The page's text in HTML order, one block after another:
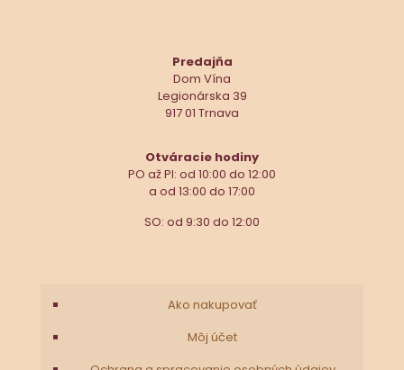
Predajňa
Dom Vína
Legionárska 39
917 01 Trnava
Otváracie hodiny
PO až PI: od 10:00 do 12:00
a od 13:00 do 17:00
SO: od 9:30 do 12:00
Ako nakupovať
Môj účet